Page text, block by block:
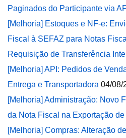
Paginados do Participante via
[Melhoria] Estoques e NF-e:
Fiscal à SEFAZ para Notas
Requisição de Transferência
[Melhoria] API: Pedidos de
Entrega e Transportadora 04/08/
[Melhoria] Administração: Novo
da Nota Fiscal na Exportação
[Melhoria] Compras: Alteração